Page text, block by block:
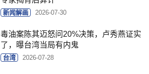
新闻解画 2026-07-30
毒油案陈其迈怒问20%决策，卢秀燕证实
了，曝台湾当局有内鬼
台湾 2026-07-28